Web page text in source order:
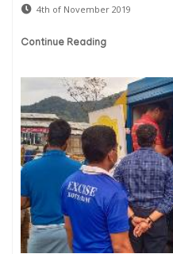
4th of November 2019
Continue Reading